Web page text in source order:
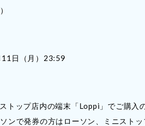
日（月）23:59
トップ店内の端末「Loppi」でご購入
ンで発券の方はローソン、ミニスト